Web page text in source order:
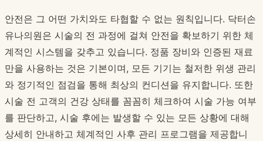
안전은 그 어떤 가치와도 타협할 수 없는 원칙입니다. 닥터손
유나의원은 시술의 전 과정에 걸쳐 안전을 확보하기 위한 체
계적인 시스템을 갖추고 있습니다. 정품 장비와 인증된 재료
만을 사용하는 것은 기본이며, 모든 기기는 철저한 위생 관리
와 정기적인 점검을 통해 최상의 컨디션을 유지합니다. 또한
시술 전 고객의 건강 상태를 꼼꼼히 체크하여 시술 가능 여부
를 판단하고, 시술 후에는 발생할 수 있는 모든 상황에 대해
상세히 안내하고 체계적인 사후 관리 프로그램을 제공합니